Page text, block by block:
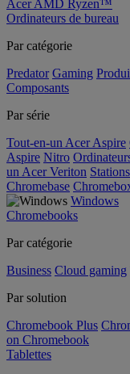
Acer AMD Ryzen™
Ordinateurs de bureau
Par catégorie
Predator Gaming
Composants
Par série
Tout-en-un Acer Aspire
Aspire Nitro
un Acer Veriton
Chromebase
Windows
Chromebooks
Par catégorie
Business Cloud gaming
Par solution
Chromebook Plus
on Chromebook
Tablettes